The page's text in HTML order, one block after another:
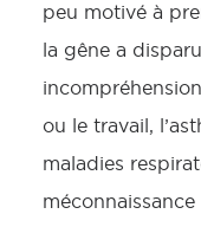
peu motivé à
la gêne a
ou le travail,
maladies